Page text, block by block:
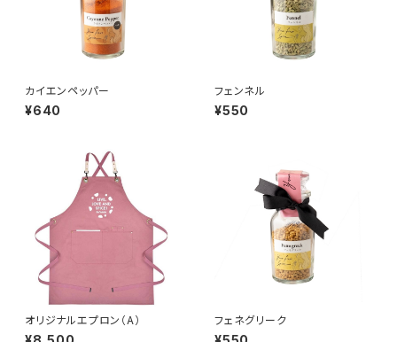
カイエンペッパー
¥640
フェンネル
¥550
オリジナルエプロン（A） フェネグリーク